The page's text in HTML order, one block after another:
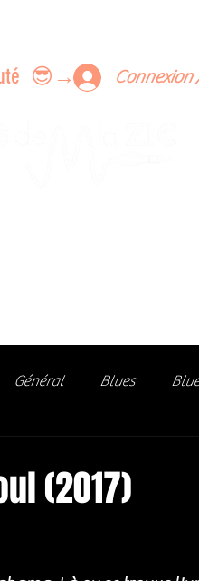
et rejoignez une
😎→
Général Blues
(2017)